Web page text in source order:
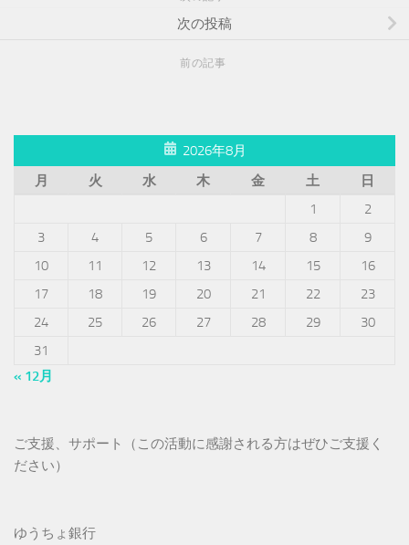
次の投稿
前の記事
2026年8月
月
火 水 木 金 土
日
1
2
3
4 5 6 7 8
9
10
11 12 13 14 15
16
17
18 19 20 21 22
23
24
25 26 27 28 29
30
31
« 12月
ご支援、サポート（この活動に感謝される方はぜひご支援く
ださい）
ゆうちょ銀行